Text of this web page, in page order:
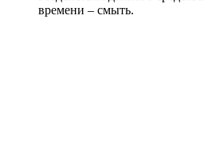
времени – смыть.